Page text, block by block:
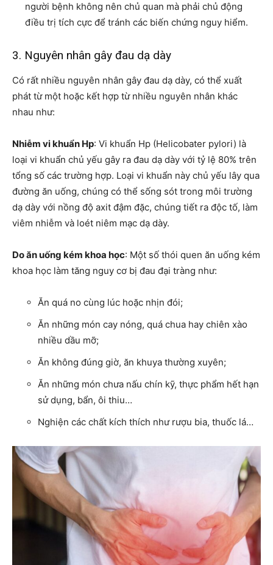
người bệnh không nên chủ quan mà phải chủ động
điều trị tích cực để tránh các biến chứng nguy hiểm.
3. Nguyên nhân gây đau dạ dày
Có rất nhiều nguyên nhân gây đau dạ dày, có thể xuất
phát từ một hoặc kết hợp từ nhiều nguyên nhân khác
nhau như:
Nhiễm vi khuẩn Hp: Vi khuẩn Hp (Helicobater pylori) là
loại vi khuẩn chủ yếu gây ra đau dạ dày với tỷ lệ 80% trên
tổng số các trường hợp. Loại vi khuẩn này chủ yếu lây qua
đường ăn uống, chúng có thể sống sót trong môi trường
dạ dày với nồng độ axit đậm đặc, chúng tiết ra độc tố, làm
viêm nhiễm và loét niêm mạc dạ dày.
Do ăn uống kém khoa học: Một số thói quen ăn uống kém
khoa học làm tăng nguy cơ bị đau đại tràng như:
Ăn quá no cùng lúc hoặc nhịn đói;
Ăn những món cay nóng, quá chua hay chiên xào
nhiều dầu mỡ;
Ăn không đúng giờ, ăn khuya thường xuyên;
Ăn những món chưa nấu chín kỹ, thực phẩm hết hạn
sử dụng, bẩn, ôi thiu…
Nghiện các chất kích thích như rượu bia, thuốc lá…